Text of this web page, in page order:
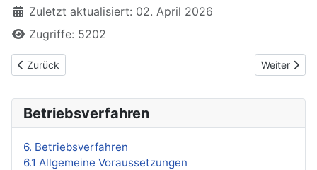
Zuletzt aktualisiert: 02. April 2026
Zugriffe: 5202
Vorheriger Beitrag: 6.8 Gebrauch des Rettungsfallschirms und
Zurück Nächster
Weiter
Betriebsverfahren
6. Betriebsverfahren
6.1 Allgemeine Voraussetzungen